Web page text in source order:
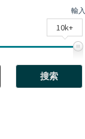
輸入
10k+
搜索